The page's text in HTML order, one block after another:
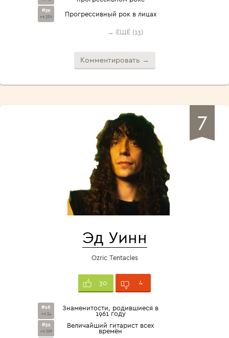
#39
из 386 Прогрессивный рок в лицах
→ ЕЩЁ (13)
Комментировать →
7
Эд Уинн
Ozric Tentacles
30 4
#26
из 34
Знаменитости, родившиеся в
1961 году
#32
из 369
Величайший гитарист всех
времён